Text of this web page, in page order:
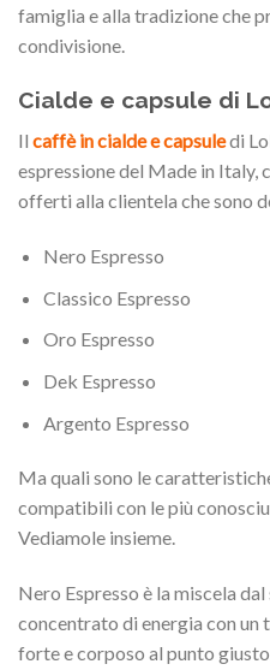
famiglia e alla tradizione che
condivisione.
Cialde e capsule di
Il caffè in cialde e capsuledi
espressione del Made in Italy,
offerti alla clientela che sono
Nero Espresso
Classico Espresso
Oro Espresso
Dek Espresso
Argento Espresso
Ma quali sono le
compatibili con le più
Vediamole insieme.
Nero Espresso è la miscela
concentrato di energia con un
forte e corposo al punto